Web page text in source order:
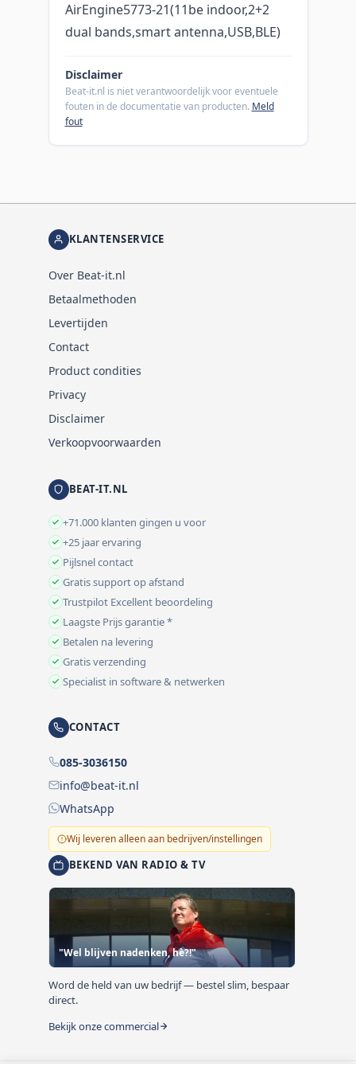
AirEngine5773-21(11be indoor,2+2
dual bands,smart antenna,USB,BLE)
Disclaimer
Beat-it.nl is niet verantwoordelijk voor eventuele
fouten in de documentatie van producten. Meld
fout
KLANTENSERVICE
Over Beat-it.nl
Betaalmethoden
Levertijden
Contact
Product condities
Privacy
Disclaimer
Verkoopvoorwaarden
BEAT-IT.NL
+71.000 klanten gingen u voor
+25 jaar ervaring
Pijlsnel contact
Gratis support op afstand
Trustpilot Excellent beoordeling
Laagste Prijs garantie *
Betalen na levering
Gratis verzending
Specialist in software & netwerken
CONTACT
085-3036150
info@beat-it.nl
WhatsApp
Wij leveren alleen aan bedrijven/instellingen
BEKEND VAN RADIO & TV
"Wel blijven nadenken, hè?!"
Word de held van uw bedrijf — bestel slim, bespaar
direct.
Bekijk onze commercial